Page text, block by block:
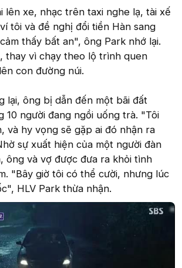
lên xe, nhạc trên taxi nghe lạ, tài xế
tôi và đề nghị đổi tiền Hàn sang
thấy bất an", ông Park nhớ lại.
thay vì chạy theo lộ trình quen
con đường núi.
lại, ông bị dẫn đến một bãi đất
10 người đang ngồi uống trà. "Tôi
và hy vọng sẽ gặp ai đó nhận ra
sự xuất hiện của một người đàn
ông và vợ được đưa ra khỏi tình
"Bây giờ tôi có thể cười, nhưng lúc
HLV Park thừa nhận.